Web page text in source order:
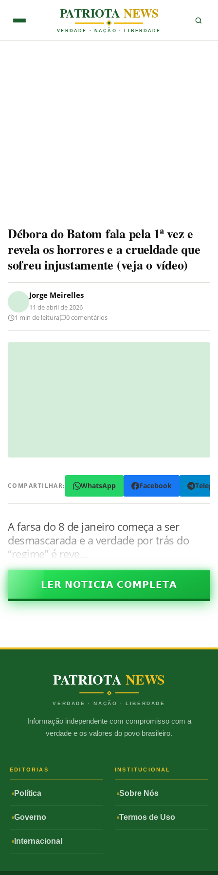
PATRIOTANEWS
VERDADE · NAÇÃO · LIBERDADE
Débora do Batom fala pela 1ª vez e
revela os horrores e a crueldade que
sofreu injustamente (veja o vídeo)
Jorge Meirelles
11 de abril de 2026
1 min de leitura
0 comentários
COMPARTILHAR: WhatsApp Facebook
A farsa do 8 de janeiro começa a ser
desmascarada e a verdade por trás do
“regime” é reve…
𝗟𝗘𝗥 𝗡𝗢𝗧𝗜𝗖𝗜𝗔 𝗖𝗢𝗠𝗣𝗟𝗘𝗧𝗔
PATRIOTANEWS
VERDADE · NAÇÃO · LIBERDADE
Informação independente com compromisso com a
verdade e os valores do povo brasileiro.
EDITORIAS
Política
Governo
Internacional
INSTITUCIONAL
Sobre Nós
Termos de Uso